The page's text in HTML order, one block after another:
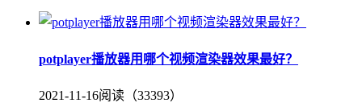
potplayer播放器用哪个视频渲染器效果最好？
2021-11-16阅读（33393）